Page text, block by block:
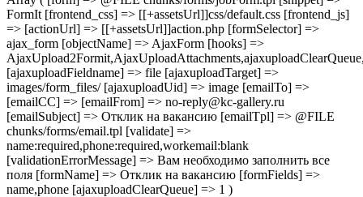
FormIt [frontend_css] => [[+assetsUrl]]css/default.css [frontend_js]
=> [actionUrl] => [[+assetsUrl]]action.php [formSelector] =>
ajax_form [objectName] => AjaxForm [hooks] =>
[ajaxuploadFieldname] => file [ajaxuploadTarget] =>
images/form_files/ [ajaxuploadUid] => image [emailTo] =>
[emailCC] => [emailFrom] => no-reply@kc-gallery.ru
[emailSubject] => Отклик на вакансию [emailTpl] => @FILE
chunks/forms/email.tpl [validate] =>
name:required,phone:required,workemail:blank
[validationErrorMessage] => Вам необходимо заполнить все
поля [formName] => Отклик на вакансию [formFields] =>
name,phone [ajaxuploadClearQueue] => 1 )